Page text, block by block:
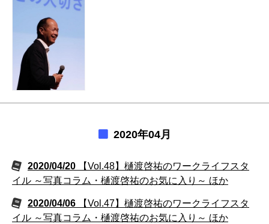
2020年04月
2020/04/20
【Vol.48】樋渡啓祐のワークライフスタ
イル ～写真コラム・樋渡啓祐のお気に入り～ ほか
2020/04/06
【Vol.47】樋渡啓祐のワークライフスタ
イル ～写真コラム・樋渡啓祐のお気に入り～ ほか